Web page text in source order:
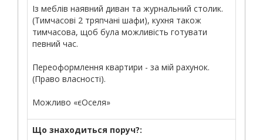
Із меблів наявний диван та журнальний столик.
(Тимчасові 2 тряпчані шафи), кухня також
тимчасова, щоб була можливість готувати
певний час.
Переоформлення квартири - за мій рахунок.
(Право власності).
Можливо «єОселя»
Що знаходиться поруч?: